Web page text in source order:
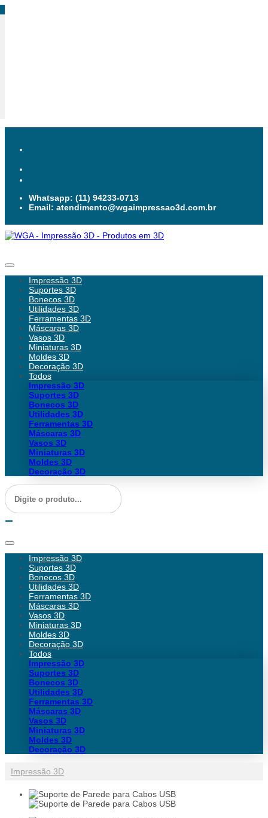
Whatsapp: (11) 94233-0713
Email: atendimento@wgaimpressao3d.com.br
Impressão 3D
Suportes 3D
Bonecos 3D
Utilidades 3D
Ferramentas 3D
Máscaras 3D
Vasos 3D
Miniaturas 3D
Moldes 3D
Decoração 3D
Todos
Impressão 3D
Suportes 3D
Bonecos 3D
Utilidades 3D
Ferramentas 3D
Máscaras 3D
Vasos 3D
Miniaturas 3D
Moldes 3D
Decoração 3D
Impressão 3D
Suportes 3D
Bonecos 3D
Utilidades 3D
Ferramentas 3D
Máscaras 3D
Vasos 3D
Miniaturas 3D
Moldes 3D
Decoração 3D
Todos
Impressão 3D
Suportes 3D
Bonecos 3D
Utilidades 3D
Ferramentas 3D
Máscaras 3D
Vasos 3D
Miniaturas 3D
Moldes 3D
Decoração 3D
Impressão 3D